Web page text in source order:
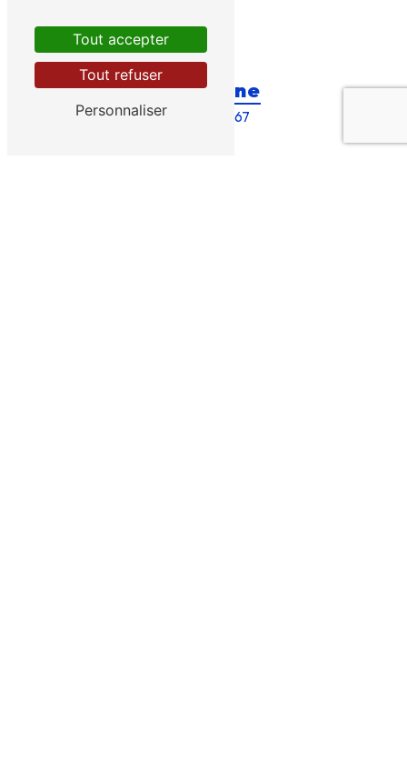
Téléphone
04 90 66 21 67
Tout accepter
Tout refuser
Personnaliser